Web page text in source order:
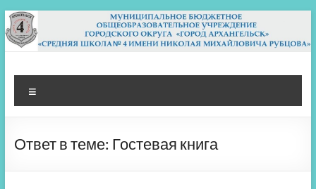
Перейти
к
содержимому
МБОУ СШ 4
Архангельск
Ответ в теме: Гостевая книга